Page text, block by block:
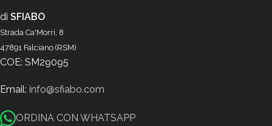
di SFIABO
Strada Ca'Morri, 8
47891 Falciano (RSM)
COE: SM29095
Email: info@sfiabo.com
ORDINA CON WHATSAPP